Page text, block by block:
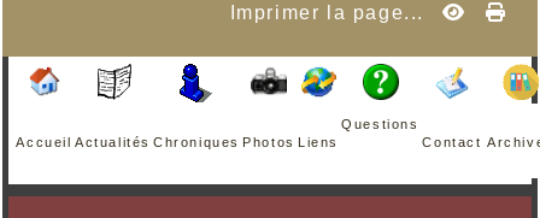
Imprimer la page...
Accueil Actualités Chroniques Photos Liens
Questions
Contact